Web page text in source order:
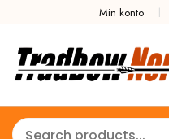
Min konto